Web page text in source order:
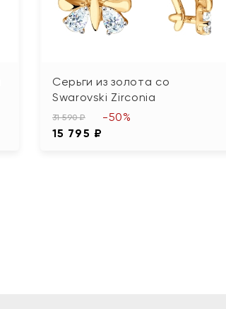
Серьги из золота со
Swarovski Zirconia
31 590 ₽
15 795 ₽
-50%